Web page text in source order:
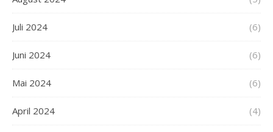
Juli 2024 (6)
Juni 2024 (6)
Mai 2024 (6)
April 2024 (4)